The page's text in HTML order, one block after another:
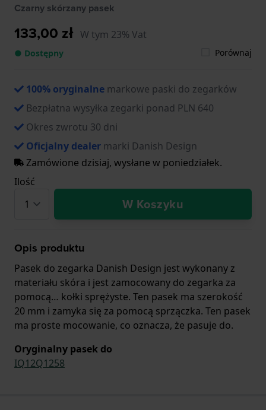
Czarny skórzany pasek
133,00 zł W tym 23% Vat
● Dostępny Porównaj
100% oryginalne markowe paski do zegarków
Bezpłatna wysyłka zegarki ponad PLN 640
Okres zwrotu 30 dni
Oficjalny dealer marki Danish Design
Zamówione dzisiaj, wysłane w poniedziałek.
Ilość
W Koszyku
Opis produktu
Pasek do zegarka Danish Design jest wykonany z
materiału skóra i jest zamocowany do zegarka za
pomocą… kołki sprężyste. Ten pasek ma szerokość
20 mm i zamyka się za pomocą sprzączka. Ten pasek
ma proste mocowanie, co oznacza, że pasuje do.
Oryginalny pasek do
IQ12Q1258